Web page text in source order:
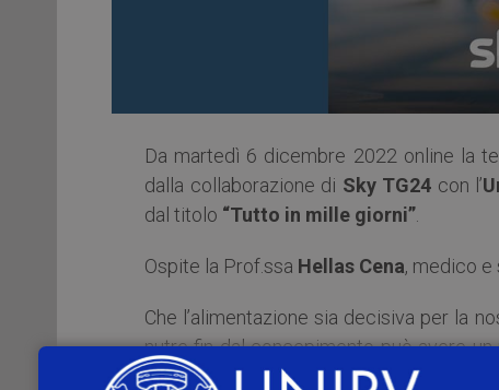
Da martedì 6 dicembre 2022 online la
dalla collaborazione di Sky TG24 con l’
dal titolo “Tutto in mille giorni”
Ospite la Prof.ssa Hellas Cena, medico e
Che l’alimentazione sia decisiva per la
nutre fin dal concepimento può avere
che avreste voluto sapere su cibo&salute,